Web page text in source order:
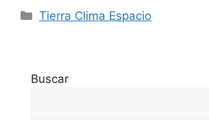
Categorías
Tierra Clima Espacio
Buscar